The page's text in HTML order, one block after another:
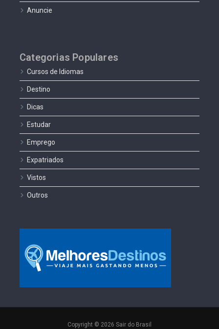
Anuncie
Categorias Populares
Cursos de Idiomas
Destino
Dicas
Estudar
Emprego
Expatriados
Vistos
Outros
Copyright © 2026 Sair do Brasil